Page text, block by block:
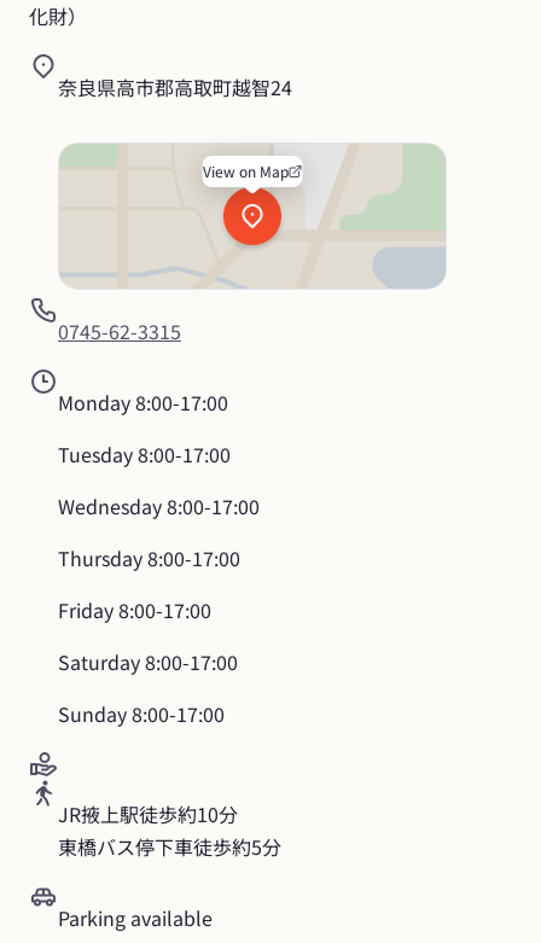
化財）
奈良県高市郡高取町越智24
View on Map
0745-62-3315
Monday8:00-17:00
Tuesday8:00-17:00
Wednesday8:00-17:00
Thursday8:00-17:00
Friday8:00-17:00
Saturday8:00-17:00
Sunday8:00-17:00
JR掖上駅徒歩約10分
東橋バス停下車徒歩約5分
Parking available